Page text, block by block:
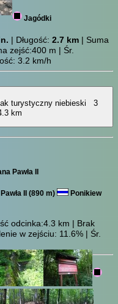
Jagódki
| Długość: 2.7 km | Suma
zejść:400 m | Śr.
3.2 km/h
3
km
Pawła II
II (890 m)
Ponikiew
odcinka:4.3 km | Brak
w zejściu: 11.6% | Śr.